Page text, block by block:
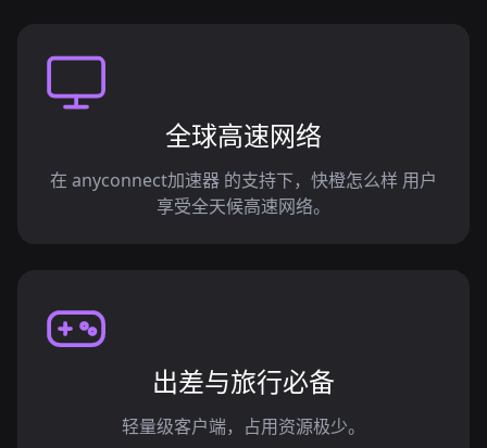
全球高速网络
在 anyconnect加速器 的支持下，快橙怎么样 用户
享受全天候高速网络。
出差与旅行必备
轻量级客户端，占用资源极少。